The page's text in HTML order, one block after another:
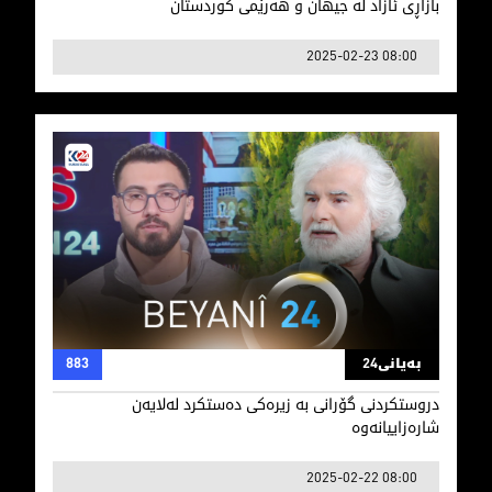
2025-02-23 08:00
دروستکردنی گۆرانی بە زیرەکی دەستکرد لەلایەن
بەیانی24 883
دروستکردنی گۆرانی بە زیرەکی دەستکرد لەلایەن
شارەزاییانەوە
2025-02-22 08:00